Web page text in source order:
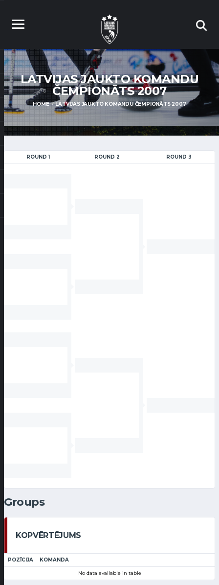
LATVIJAS JAUKTO KOMANDU
ČEMPIONĀTS 2007
HOME LATVIJAS JAUKTO KOMANDU ČEMPIONĀTS 2007
ROUND 1 ROUND 2 ROUND 3
Groups
KOPVĒRTĒJUMS
POZĪCIJA KOMANDA
No data available in table